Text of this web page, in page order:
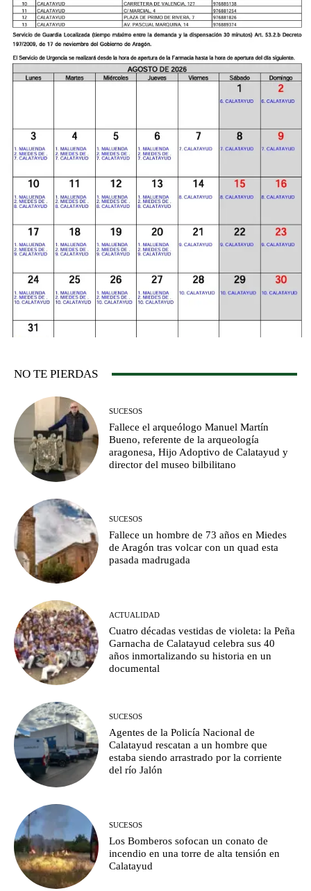
NO TE PIERDAS
SUCESOS
Fallece el arqueólogo Manuel Martín
Bueno, referente de la arqueología
aragonesa, Hijo Adoptivo de Calatayud y
director del museo bilbilitano
SUCESOS
Fallece un hombre de 73 años en Miedes
de Aragón tras volcar con un quad esta
pasada madrugada
ACTUALIDAD
Cuatro décadas vestidas de violeta: la Peña
Garnacha de Calatayud celebra sus 40
años inmortalizando su historia en un
documental
SUCESOS
Agentes de la Policía Nacional de
Calatayud rescatan a un hombre que
estaba siendo arrastrado por la corriente
del río Jalón
SUCESOS
Los Bomberos sofocan un conato de
incendio en una torre de alta tensión en
Calatayud